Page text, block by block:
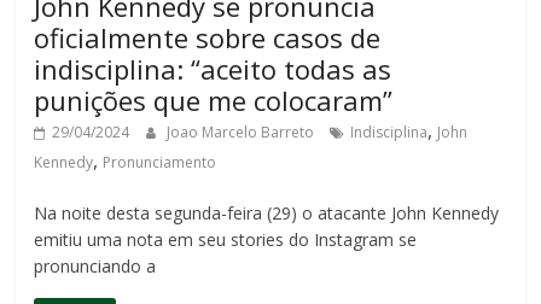
oficialmente sobre casos de
indisciplina: “aceito todas as
punições que me colocaram”
29/04/2024 Joao Marcelo Barreto Indisciplina, John
Kennedy, Pronunciamento
Na noite desta segunda-feira (29) o atacante John Kennedy
emitiu uma nota em seu stories do Instagram se
pronunciando a